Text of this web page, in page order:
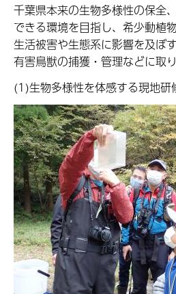
千葉県本来の生物多様性の保全
できる環境を目指し、希少動植
生活被害や生態系に影響を及ぼ
有害鳥獣の捕獲・管理などに取
(1)生物多様性を体感する現地研